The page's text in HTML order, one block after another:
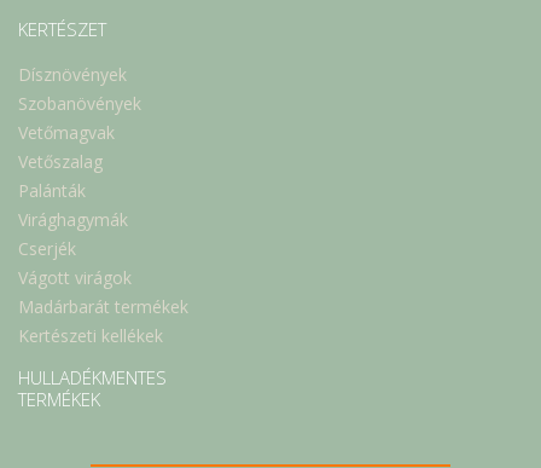
KERTÉSZET
Dísznövények
Szobanövények
Vetőmagvak
Vetőszalag
Palánták
Virághagymák
Cserjék
Vágott virágok
Madárbarát termékek
Kertészeti kellékek
HULLADÉKMENTES
TERMÉKEK